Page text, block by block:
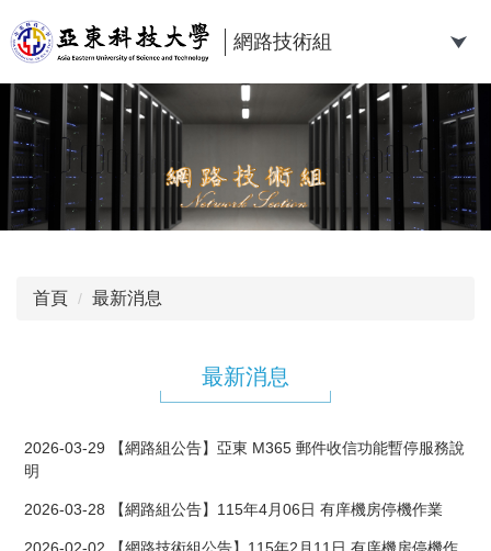
到
主
要
內
容
區
網路技術組
首頁 最新消息
最新消息
2026-03-29
【網路組公告】亞東 M365 郵件收信功能暫停服務說
明
2026-03-28 【網路組公告】115年4月06日 有庠機房停機作業